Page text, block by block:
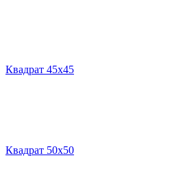
Квадрат 45х45
Квадрат 50х50